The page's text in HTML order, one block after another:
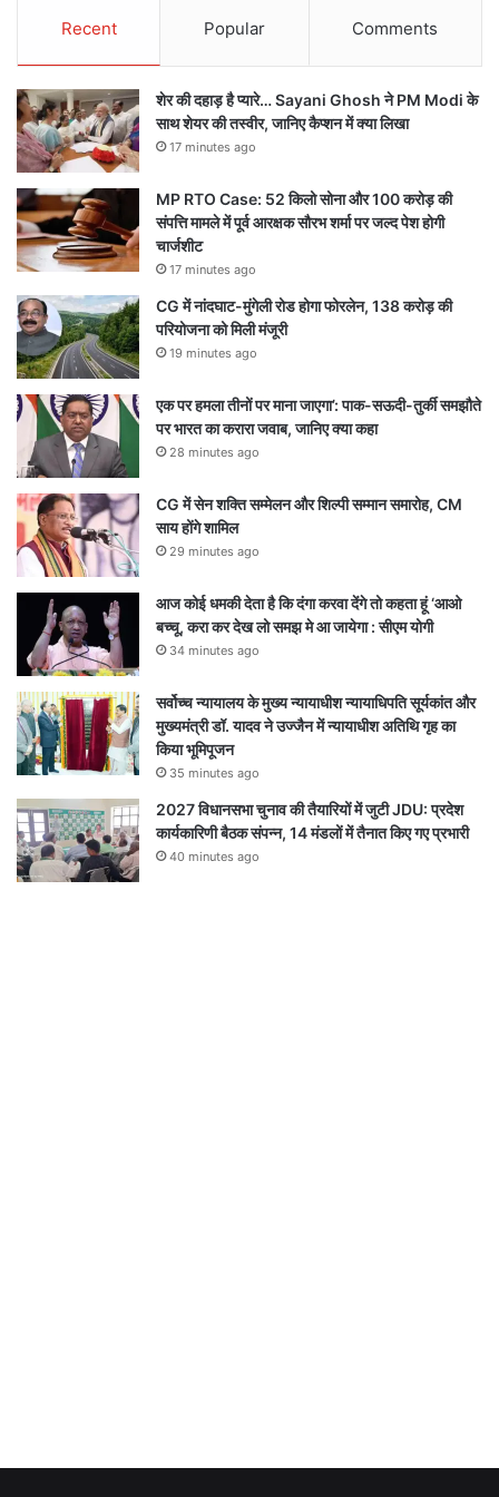
Recent Popular Comments
शेर की दहाड़ है प्यारे… Sayani Ghosh ने PM Modi के
साथ शेयर की तस्वीर, जानिए कैप्शन में क्या लिखा
17 minutes ago
MP RTO Case: 52 किलो सोना और 100 करोड़ की
संपत्ति मामले में पूर्व आरक्षक सौरभ शर्मा पर जल्द पेश होगी
चार्जशीट
17 minutes ago
CG में नांदघाट-मुंगेली रोड होगा फोरलेन, 138 करोड़ की
परियोजना को मिली मंजूरी
19 minutes ago
एक पर हमला तीनों पर माना जाएगा’: पाक-सऊदी-तुर्की समझौते
पर भारत का करारा जवाब, जानिए क्या कहा
28 minutes ago
CG में सेन शक्ति सम्मेलन और शिल्पी सम्मान समारोह, CM
साय होंगे शामिल
29 minutes ago
आज कोई धमकी देता है कि दंगा करवा देंगे तो कहता हूं ‘आओ
बच्चू, करा कर देख लो समझ मे आ जायेगा : सीएम योगी
34 minutes ago
सर्वोच्च न्यायालय के मुख्‍य न्‍यायाधीश न्यायाधिपति सूर्यकांत और
मुख्यमंत्री डॉ. यादव ने उज्जैन में न्यायाधीश अतिथि गृह का
किया भूमिपूजन
35 minutes ago
2027 विधानसभा चुनाव की तैयारियों में जुटी JDU: प्रदेश
कार्यकारिणी बैठक संपन्न, 14 मंडलों में तैनात किए गए प्रभारी
40 minutes ago